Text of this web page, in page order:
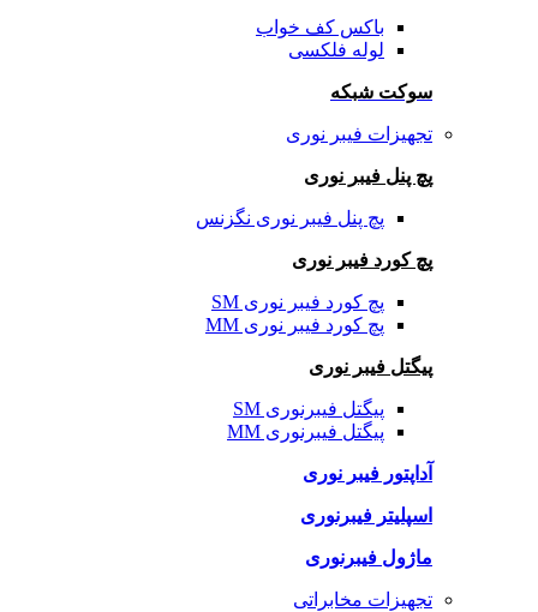
باکس کف خواب
لوله فلکسی
سوکت شبکه
تجهیزات فیبر نوری
پچ پنل فیبر نوری
پچ پنل فیبر نوری نگزنس
پچ کورد فیبر نوری
پچ کورد فیبر نوری SM
پچ کورد فیبر نوری MM
پیگتل فیبر نوری
پیگتل فیبرنوری SM
پیگتل فیبرنوری MM
آداپتور فیبر نوری
اسپلیتر فیبرنوری
ماژول فیبرنوری
تجهیزات مخابراتی